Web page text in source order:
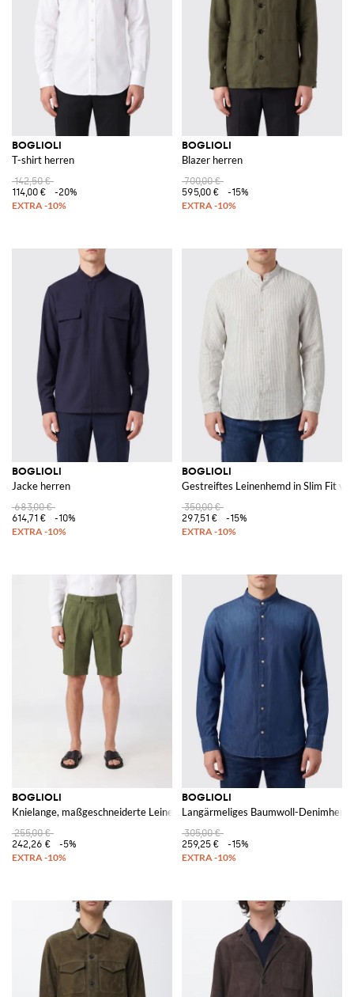
BOGLIOLI
T-shirt herren
142,50 €
114,00 €
-20%
BOGLIOLI
Blazer herren
700,00 €
595,00 €
-15%
BOGLIOLI
Jacke herren
683,00 €
614,71 €
-10%
BOGLIOLI
Gestreiftes Leinenhemd in Slim Fit
350,00 €
297,51 €
-15%
BOGLIOLI
Knielange, maßgeschneiderte Leinen-Shorts mit Eingrifftaschen
255,00 €
242,26 €
-5%
BOGLIOLI
Langärmeliges Baumwoll-
305,00 €
259,25 €
-15%